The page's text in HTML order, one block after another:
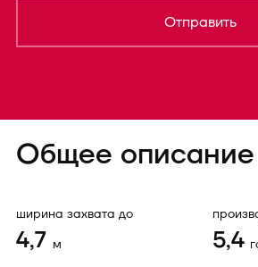
Отправить
Общее описание
ширина захвата до
4,7 м 5,4